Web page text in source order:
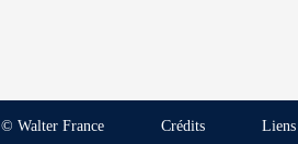
© Walter France Crédits